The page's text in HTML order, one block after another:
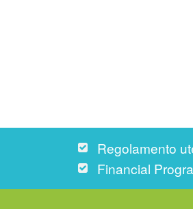
Regolamento
Financial